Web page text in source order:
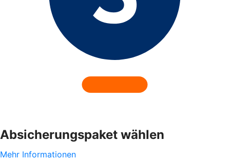
Absicherungspaket wählen
Mehr Informationen